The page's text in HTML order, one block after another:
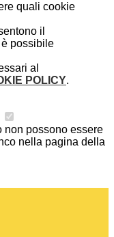
quali cookie
il
possibile
al
POLICY.
non possono essere
nella pagina della